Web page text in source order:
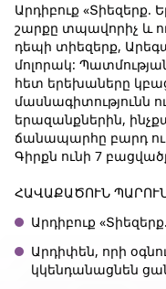
Արդիբուք «Տիեզերք.
շարքը տպավորիչ և
դեպի տիեզերք,
մոլորակ:
հետ երեխաները
մասնագիտությունն
երազանքներին,
ճանապարհը բարդ ու
Գիրքն ունի 7
ՀԱՎԱՔԱԾՈՒՆ
Արդիբուք
Արդիփեն, որի
կկենդանացնեն